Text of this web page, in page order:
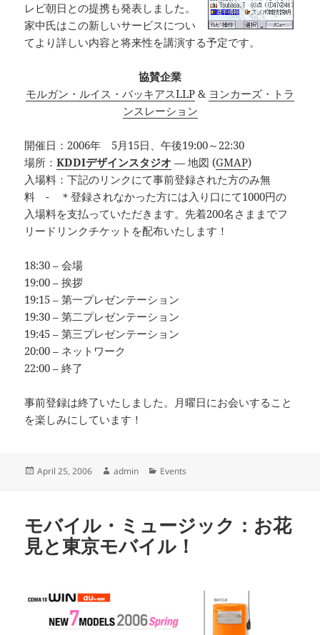
レビ朝日との提携も発表しました。
家中氏はこの新しいサービスについ
てより詳しい内容と将来性を講演する予定です。
協賛企業
モルガン・ルイス・バッキアスLLP & ヨンカーズ・トラ
ンスレーション
開催日：2006年 5月15日、午後19:00～22:30
場所：KDDIデザインスタジオ — 地図 (GMAP)
入場料：下記のリンクにて事前登録された方のみ無
料 - ＊登録されなかった方には入り口にて1000円の
入場料を支払っていただきます。先着200名さままでフ
リードリンクチケットを配布いたします！
18:30 – 会場
19:00 – 挨拶
19:15 – 第一プレゼンテーション
19:30 – 第二プレゼンテーション
19:45 – 第三プレゼンテーション
20:00 – ネットワーク
22:00 – 終了
事前登録は終了いたしました。月曜日にお会いすること
を楽しみにしています！
Posted
April 25, 2006 Author
admin Categories
Events
モバイル・ミュージック：お花
見と東京モバイル！